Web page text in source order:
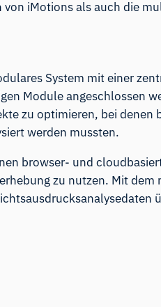
iMotions als auch die
System mit einer
Module angeschlossen
zu optimieren, bei denen
werden mussten.
browser- und
zu nutzen. Mit dem